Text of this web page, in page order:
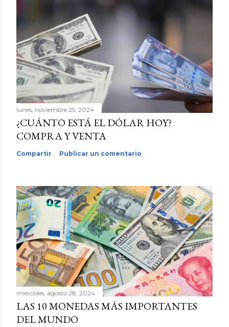
lunes, noviembre 25, 2024
¿CUÁNTO ESTÁ EL DÓLAR HOY?
COMPRA Y VENTA
Compartir Publicar un comentario
miércoles, agosto 28, 2024
LAS 10 MONEDAS MÁS IMPORTANTES
DEL MUNDO